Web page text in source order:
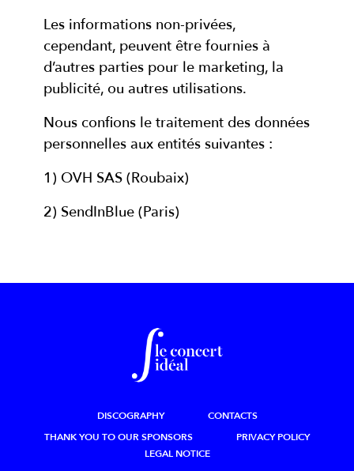
Les informations non-privées,
cependant, peuvent être fournies à
d’autres parties pour le marketing, la
publicité, ou autres utilisations.
Nous confions le traitement des données
personnelles aux entités suivantes :
1) OVH SAS (Roubaix)
2) SendInBlue (Paris)
DISCOGRAPHY
CONTACTS
THANK YOU TO OUR SPONSORS
PRIVACY POLICY
LEGAL NOTICE